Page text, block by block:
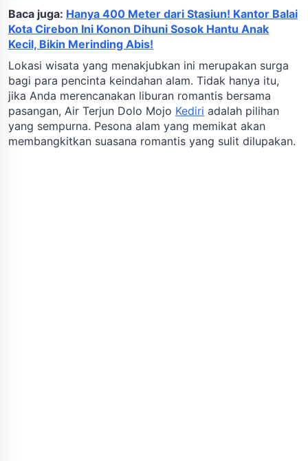
Baca juga: Hanya 400 Meter dari Stasiun! Kantor Balai
Kota Cirebon Ini Konon Dihuni Sosok Hantu Anak
Kecil, Bikin Merinding Abis!
Lokasi wisata yang menakjubkan ini merupakan surga
bagi para pencinta keindahan alam. Tidak hanya itu,
jika Anda merencanakan liburan romantis bersama
pasangan, Air Terjun Dolo Mojo Kediri adalah pilihan
yang sempurna. Pesona alam yang memikat akan
membangkitkan suasana romantis yang sulit dilupakan.